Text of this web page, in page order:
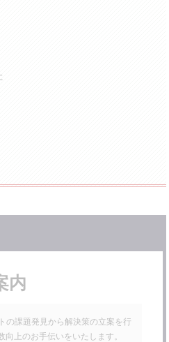
内
の課題発見から解決策の立案を行
上のお手伝いをいたします。